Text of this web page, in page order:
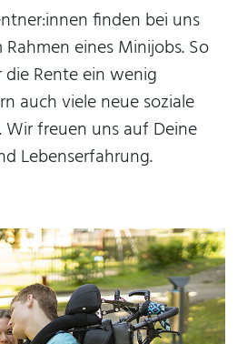
finden bei uns
eines Minijobs. So
die Rente ein wenig
auch viele neue soziale
Wir freuen uns auf Deine
Lebenserfahrung.
_pk_hsr